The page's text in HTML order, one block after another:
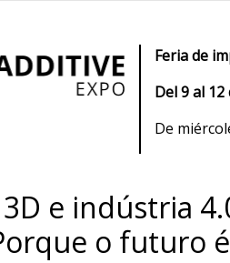
Feria de
Del 9 al 12
De
e indústria
o futuro